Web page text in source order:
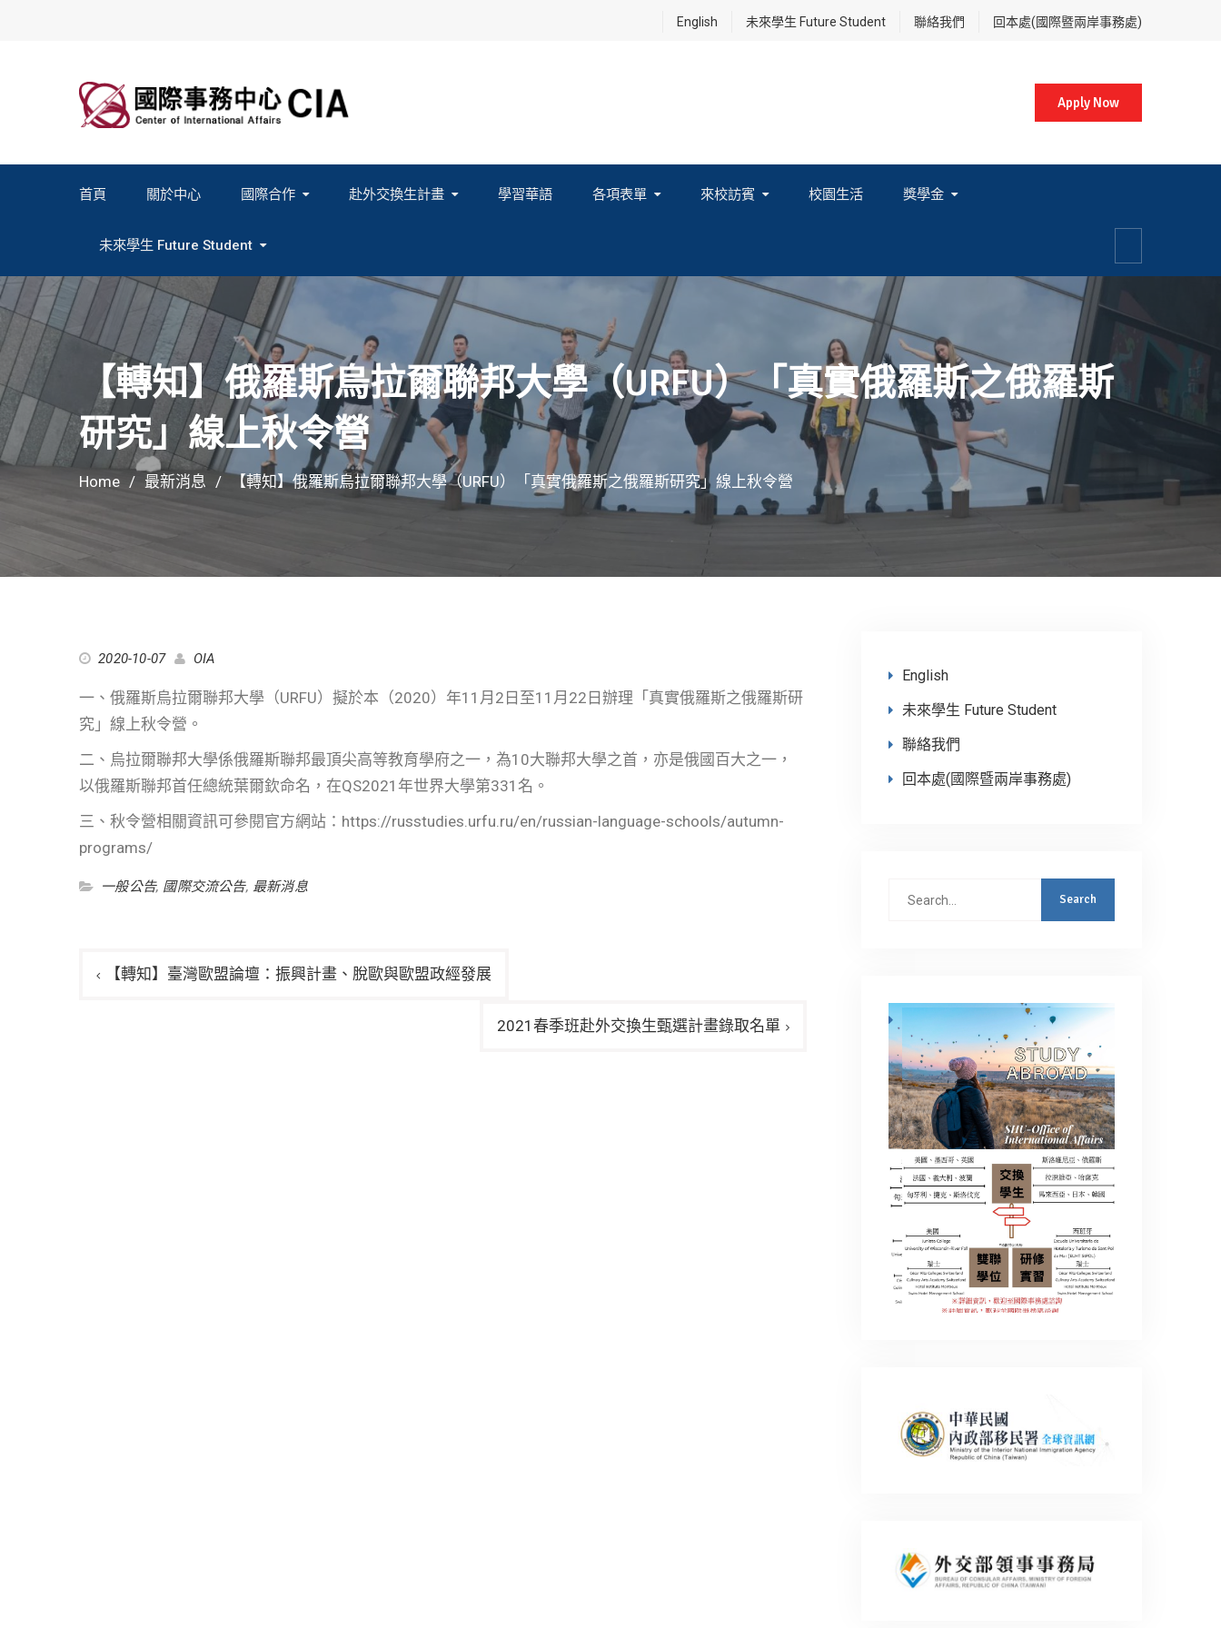
English 未來學生 Future Student 聯絡我們 回本處(國際暨兩岸事務處)
Apply Now
首頁 關於中心 國際合作 赴外交換生計畫 學習華語 各項表單 來校訪賓 校園生活 獎學金
未來學生 Future Student
【轉知】俄羅斯烏拉爾聯邦大學（URFU）「真實俄羅斯之俄羅斯
研究」線上秋令營
Home 最新消息 【轉知】俄羅斯烏拉爾聯邦大學（URFU）「真實俄羅斯之俄羅斯研究」線上秋令營
2020-10-07 OIA
一、俄羅斯烏拉爾聯邦大學（URFU）擬於本（2020）年11月2日至11月22日辦理「真實俄羅斯之俄羅斯研
究」線上秋令營。
二、烏拉爾聯邦大學係俄羅斯聯邦最頂尖高等教育學府之一，為10大聯邦大學之首，亦是俄國百大之一，
以俄羅斯聯邦首任總統葉爾欽命名，在QS2021年世界大學第331名。
三、秋令營相關資訊可參閱官方網站：https://russtudies.urfu.ru/en/russian-language-schools/autumn-
programs/
一般公告, 國際交流公告,最新消息
【轉知】臺灣歐盟論壇：振興計畫、脫歐與歐盟政經發展
2021春季班赴外交換生甄選計畫錄取名單
English
未來學生 Future Student
聯絡我們
回本處(國際暨兩岸事務處)
Search